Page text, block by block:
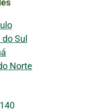
Sul
Norte